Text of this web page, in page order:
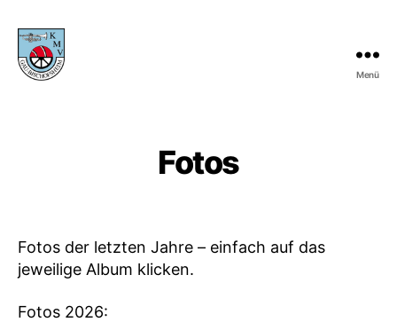
Menü
Fotos
Fotos der letzten Jahre – einfach auf das
jeweilige Album klicken.
Fotos 2026: